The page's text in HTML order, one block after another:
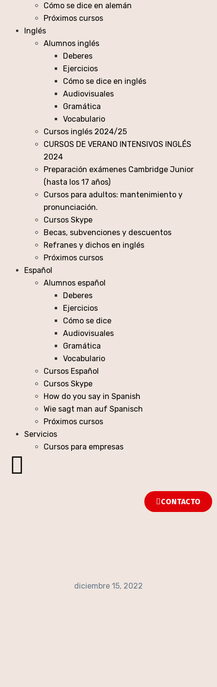
Cómo se dice en alemán
Próximos cursos
Inglés
Alumnos inglés
Deberes
Ejercicios
Cómo se dice en inglés
Audiovisuales
Gramática
Vocabulario
Cursos inglés 2024/25
CURSOS DE VERANO INTENSIVOS INGLÉS
2024
Preparación exámenes Cambridge Junior
(hasta los 17 años)
Cursos para adultos: mantenimiento y
pronunciación.
Cursos Skype
Becas, subvenciones y descuentos
Refranes y dichos en inglés
Próximos cursos
Español
Alumnos español
Deberes
Ejercicios
Cómo se dice
Audiovisuales
Gramática
Vocabulario
Cursos Español
Cursos Skype
How do you say in Spanish
Wie sagt man auf Spanisch
Próximos cursos
Servicios
Cursos para empresas
CONTACTO
diciembre 15, 2022